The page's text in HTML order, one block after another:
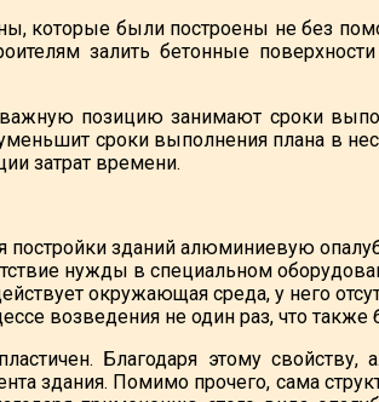
которые были построены не без
залить бетонные
позицию занимают сроки
сроки выполнения плана в
затрат времени.
постройки зданий алюминиевую
нужды в специальном
окружающая среда, у него
возведения не один раз, что
Благодаря этому
здания. Помимо прочего, сама